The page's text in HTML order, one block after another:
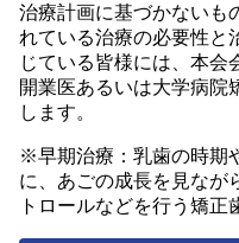
治療計画に基づかないも
れている治療の必要性と
じている皆様には、本会
開業医あるいは大学病院
します。
※早期治療：乳歯の時期
に、あごの成長を見なが
トロールなどを行う矯正